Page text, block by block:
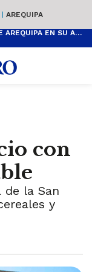
| AREQUIPA
ACTIVIDADES GRATUITAS PARA DISFRUTAR DE AREQUIPA EN SU ANIVERSARIO
con
de la San
y